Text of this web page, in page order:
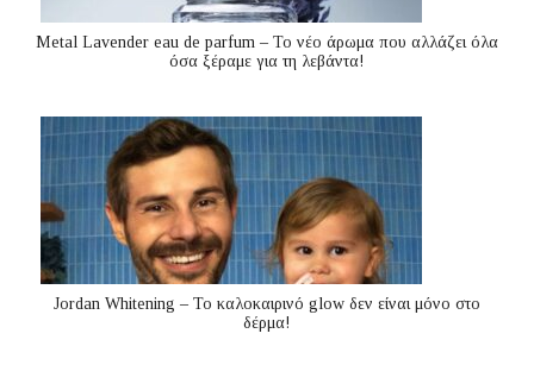
Metal Lavender eau de parfum – Το νέο άρωμα που αλλάζει όλα
όσα ξέραμε για τη λεβάντα!
Jordan Whitening – Το καλοκαιρινό glow δεν είναι μόνο στο
δέρμα!